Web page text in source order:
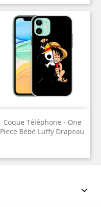
Coque Téléphone - One
Piece Bébé Luffy Drapeau
